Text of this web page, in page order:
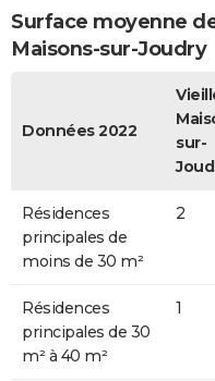
Surface moyenne
Maisons-sur-Joudry
Données 2022
sur-
Résidences
principales de
moins de 30 m²
2
Résidences
principales de 30
m² à 40 m²
1